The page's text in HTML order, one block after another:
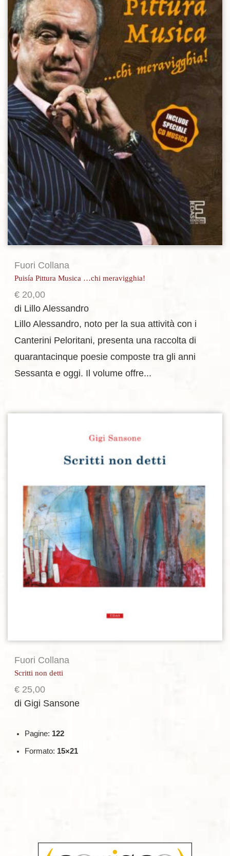
Fuori Collana
Puisía Pittura Musica …chi meravigghia!
€ 20,00
di Lillo Alessandro
Lillo Alessandro, noto per la sua attività con i
Canterini Peloritani, presenta una raccolta di
quarantacinque poesie composte tra gli anni
Sessanta e oggi. Il volume offre...
Aggiungi alla lista dei desideri
Fuori Collana
Scritti non detti
€ 25,00
di Gigi Sansone
Pagine: 122
Formato: 15×21